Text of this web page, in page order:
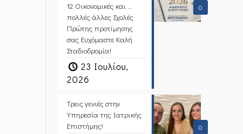
0
12 Οικονομικές και …
πολλές άλλες Σχολές
Πρώτης προτίμησης
σας Ευχόμαστε Καλή
Σταδιοδρομία!
23 Ιουλίου,
2026
0
Τρεις γενιές στην
Υπηρεσία της Ιατρικής
Επιστήμης!